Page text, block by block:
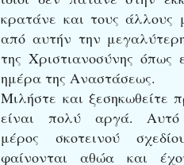
κρατάνε και τους άλλους
από αυτήν την
της Χριστιανοσύνης όπως
ημέρα της Αναστάσεως.
Μιλήστε και ξεσηκωθείτε
είναι πολύ αργά. Αυτό
μέρος σκοτεινού
φαίνονται αθώα και